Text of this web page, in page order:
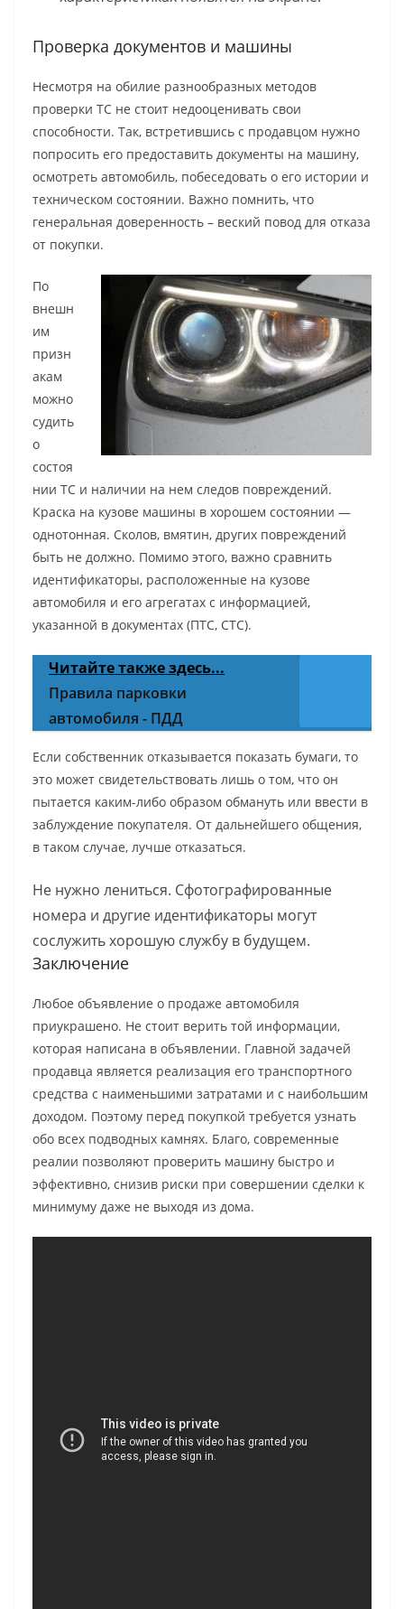
Проверка документов и машины
Несмотря на обилие разнообразных методов
проверки ТС не стоит недооценивать свои
способности. Так, встретившись с продавцом нужно
попросить его предоставить документы на машину,
осмотреть автомобиль, побеседовать о его истории и
техническом состоянии. Важно помнить, что
генеральная доверенность – веский повод для отказа
от покупки.
По
внешн
им
призн
акам
можно
судить
о
состоя
нии ТС и наличии на нем следов повреждений.
Краска на кузове машины в хорошем состоянии —
однотонная. Сколов, вмятин, других повреждений
быть не должно. Помимо этого, важно сравнить
идентификаторы, расположенные на кузове
автомобиля и его агрегатах с информацией,
указанной в документах (ПТС, СТС).
Читайте также здесь...
Правила парковки
автомобиля - ПДД
Если собственник отказывается показать бумаги, то
это может свидетельствовать лишь о том, что он
пытается каким-либо образом обмануть или ввести в
заблуждение покупателя. От дальнейшего общения,
в таком случае, лучше отказаться.
Не нужно лениться. Сфотографированные
номера и другие идентификаторы могут
сослужить хорошую службу в будущем.
Заключение
Любое объявление о продаже автомобиля
приукрашено. Не стоит верить той информации,
которая написана в объявлении. Главной задачей
продавца является реализация его транспортного
средства с наименьшими затратами и с наибольшим
доходом. Поэтому перед покупкой требуется узнать
обо всех подводных камнях. Благо, современные
реалии позволяют проверить машину быстро и
эффективно, снизив риски при совершении сделки к
минимуму даже не выходя из дома.